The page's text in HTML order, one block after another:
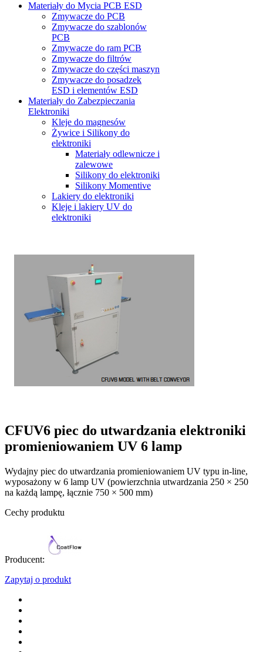
Materiały do Mycia PCB ESD
Zmywacze do PCB
Zmywacze do szablonów
PCB
Zmywacze do ram PCB
Zmywacze do filtrów
Zmywacze do części maszyn
Zmywacze do posadzek
ESD i elementów ESD
Materiały do Zabezpieczania
Elektroniki
Kleje do magnesów
Żywice i Silikony do
elektroniki
Materiały odlewnicze i
zalewowe
Silikony do elektroniki
Silikony Momentive
Lakiery do elektroniki
Kleje i lakiery UV do
elektroniki
CFUV6 piec do utwardzania elektroniki
promieniowaniem UV 6 lamp
Wydajny piec do utwardzania promieniowaniem UV typu in-line,
wyposażony w 6 lamp UV (powierzchnia utwardzania 250 × 250
na każdą lampę, łącznie 750 × 500 mm)
Cechy produktu
Producent:
Zapytaj o produkt